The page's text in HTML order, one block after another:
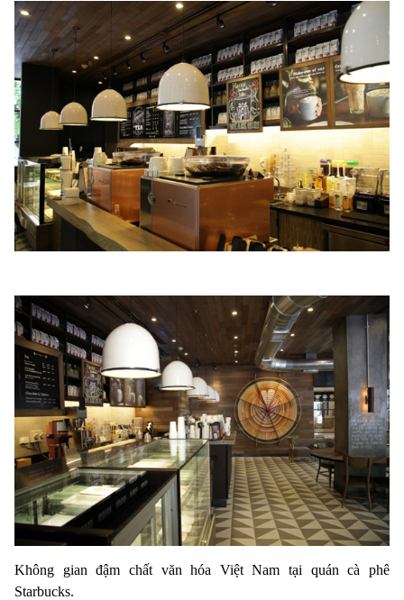
Không gian đậm chất văn hóa Việt Nam tại quán cà phê
Starbucks.